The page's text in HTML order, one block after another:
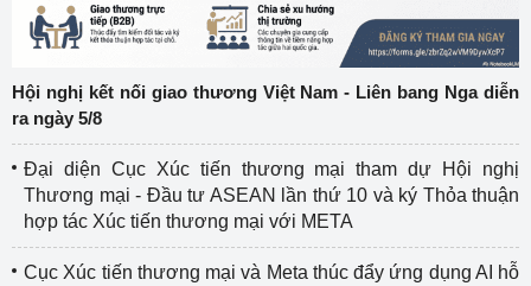
Hội nghị kết nối giao thương Việt Nam - Liên bang Nga diễn
ra ngày 5/8
Đại diện Cục Xúc tiến thương mại tham dự Hội nghị
Thương mại - Đầu tư ASEAN lần thứ 10 và ký Thỏa thuận
hợp tác Xúc tiến thương mại với META
Cục Xúc tiến thương mại và Meta thúc đẩy ứng dụng AI hỗ